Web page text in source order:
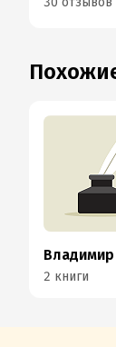
2 книги